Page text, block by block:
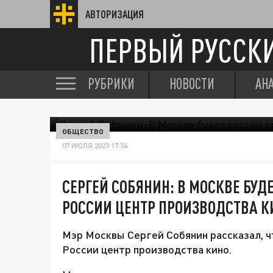
АВТОРИЗАЦИЯ
ПЕРВЫЙ
РУБРИКИ НОВОСТИ
ОБЩЕСТВО
07 ИЮЛЯ 2023 17:34
СЕРГЕЙ СОБЯНИН: В МОСКВЕ
РОССИИ ЦЕНТР ПРОИЗВОДСТВА
Мэр Москвы Сергей Собянин рассказал,
России центр производства кино.